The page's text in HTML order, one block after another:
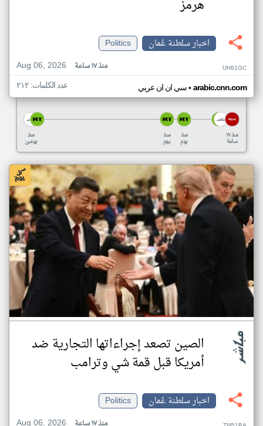
هرمز
اخبار سلطنة عُمان
Politics
Aug 06, 2026
منذ ١٧ ساعة UH81GC
سي ان ان عربي• arabic.cnn.com عدد الكلمات: ٢١٢
منذ
يومين
منذ
يوم
منذ
يوم
منذ ١٧
ساعة
الصين تصعد إجراءاتها التجارية ضد
أمريكا قبل قمة شي وترامب
اخبار سلطنة عُمان
Politics